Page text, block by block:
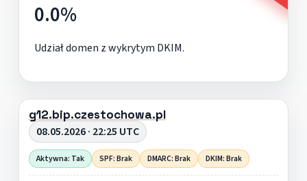
0.0%
Udział domen z wykrytym DKIM.
g12.bip.czestochowa.pl
08.05.2026 · 22:25 UTC
Aktywna: Tak SPF: Brak DMARC: Brak DKIM: Brak